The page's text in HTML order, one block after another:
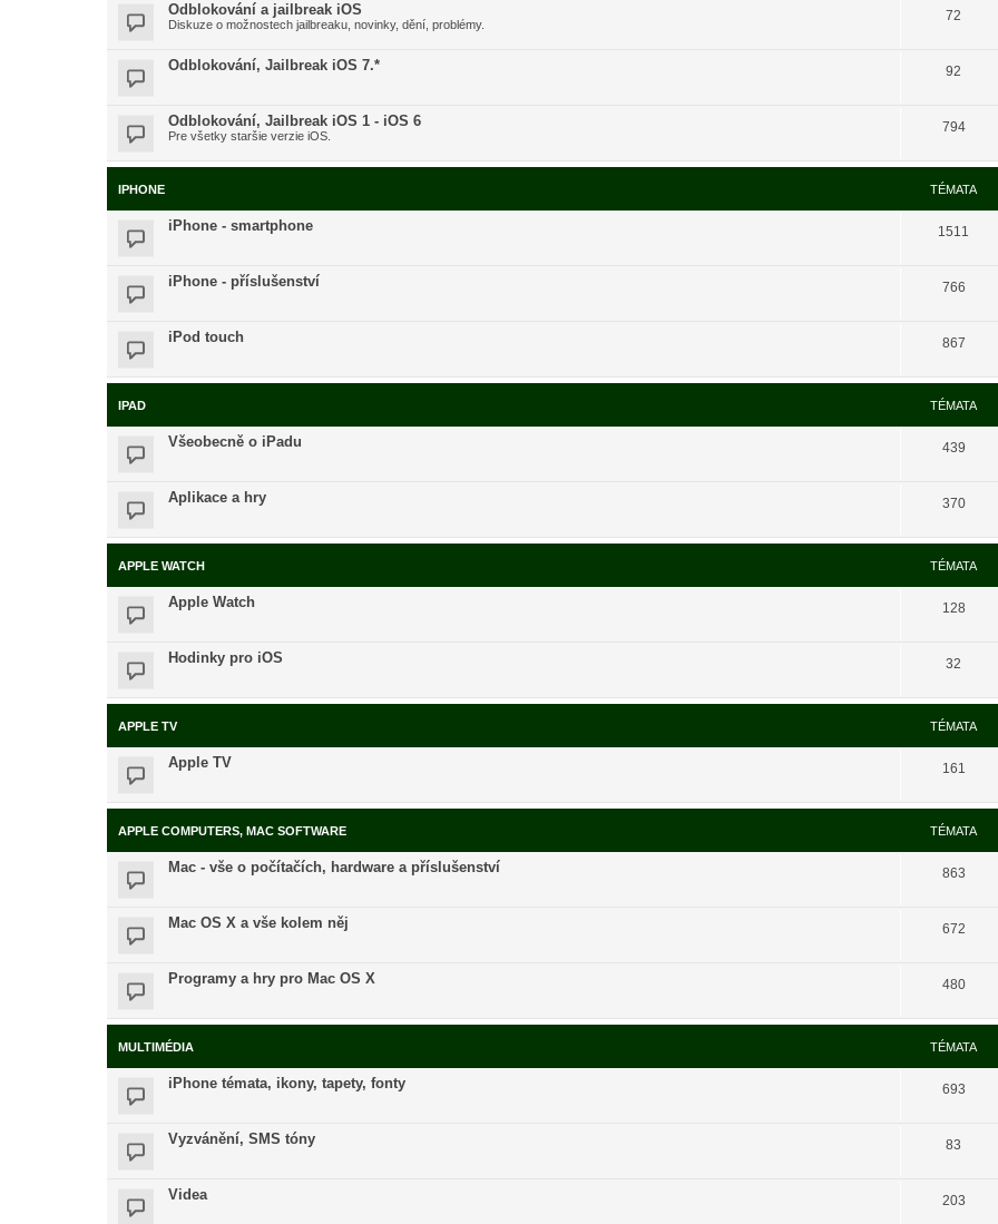
Odblokování a jailbreak iOS
Diskuze o možnostech jailbreaku, novinky, dění, problémy.
72
Odblokování, Jailbreak iOS 7.* 92
Odblokování, Jailbreak iOS 1 - iOS 6
Pre všetky staršie verzie iOS.
794
IPHONE TÉMATA
iPhone - smartphone 1511
iPhone - příslušenství 766
iPod touch 867
IPAD TÉMATA
Všeobecně o iPadu 439
Aplikace a hry 370
APPLE WATCH TÉMATA
Apple Watch 128
Hodinky pro iOS 32
APPLE TV TÉMATA
Apple TV 161
APPLE COMPUTERS, MAC SOFTWARE TÉMATA
Mac - vše o počítačích, hardware a příslušenství 863
Mac OS X a vše kolem něj 672
Programy a hry pro Mac OS X 480
MULTIMÉDIA TÉMATA
iPhone témata, ikony, tapety, fonty 693
Vyzvánění, SMS tóny 83
Videa 203